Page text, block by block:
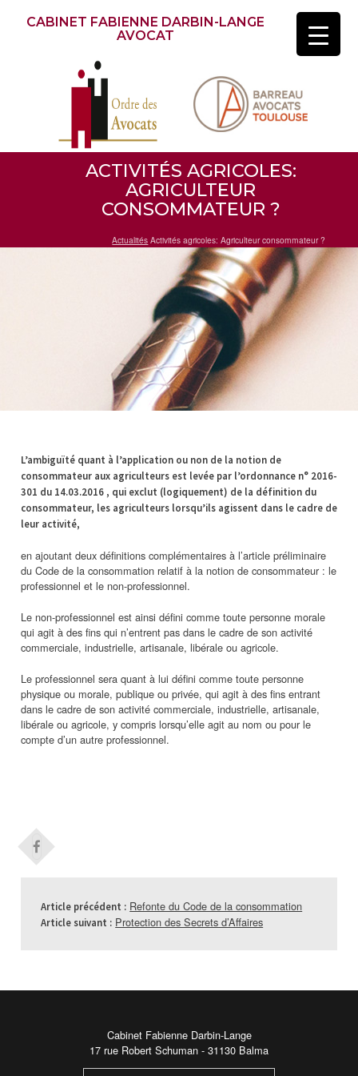
CABINET FABIENNE DARBIN-LANGE
AVOCAT
ACTIVITÉS AGRICOLES:
AGRICULTEUR
CONSOMMATEUR ?
Actualités Activités agricoles: Agriculteur consommateur ?
L’ambiguïté quant à l’application ou non de la notion de
consommateur aux agriculteurs est levée par l’ordonnance n° 2016-
301 du 14.03.2016 , qui exclut (logiquement) de la définition du
consommateur, les agriculteurs lorsqu’ils agissent dans le cadre de
leur activité,
en ajoutant deux définitions complémentaires à l’article préliminaire
du Code de la consommation relatif à la notion de consommateur : le
professionnel et le non-professionnel.
Le non-professionnel est ainsi défini comme toute personne morale
qui agit à des fins qui n’entrent pas dans le cadre de son activité
commerciale, industrielle, artisanale, libérale ou agricole.
Le professionnel sera quant à lui défini comme toute personne
physique ou morale, publique ou privée, qui agit à des fins entrant
dans le cadre de son activité commerciale, industrielle, artisanale,
libérale ou agricole, y compris lorsqu’elle agit au nom ou pour le
compte d’un autre professionnel.
Article précédent : Refonte du Code de la consommation
Article suivant : Protection des Secrets d’Affaires
Cabinet Fabienne Darbin-Lange
17 rue Robert Schuman - 31130 Balma